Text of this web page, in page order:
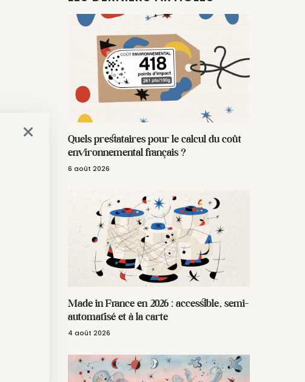
Quels prestataires pour le calcul du coût
environnemental français ?
6 août 2026
Made in France en 2026 : accessible, semi-
automatisé et à la carte
4 août 2026